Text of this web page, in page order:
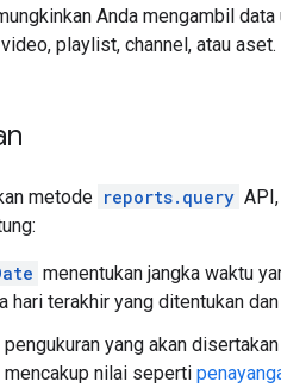
Anda mengambil
playlist, channel, atau aset.
metode reports.query
menentukan jangka waktu
hari terakhir yang ditentukan
yang akan
mencakup nilai seperti